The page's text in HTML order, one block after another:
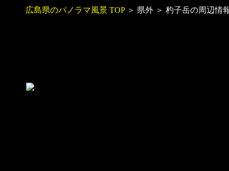
広島県のパノラマ風景 TOP＞ 県外 ＞ 杓子岳の周辺情